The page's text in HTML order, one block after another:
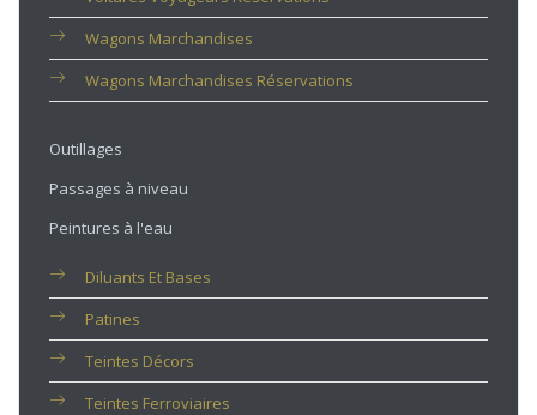
Wagons Marchandises
Wagons Marchandises Réservations
Outillages
Passages à niveau
Peintures à l'eau
Diluants Et Bases
Patines
Teintes Décors
Teintes Ferroviaires